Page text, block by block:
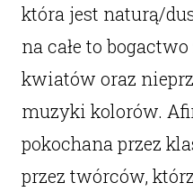
która jest naturą/
na całe to
kwiatów oraz
muzyki kolorów.
pokochana przez
przez twórców,